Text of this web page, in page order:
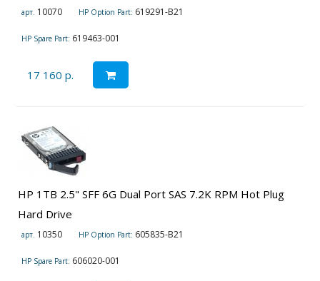
арт. 10070 HP Option Part: 619291-B21
HP Spare Part: 619463-001
17 160 р.
HP 1TB 2.5" SFF 6G Dual Port SAS 7.2K RPM Hot Plug
Hard Drive
арт. 10350 HP Option Part: 605835-B21
HP Spare Part: 606020-001